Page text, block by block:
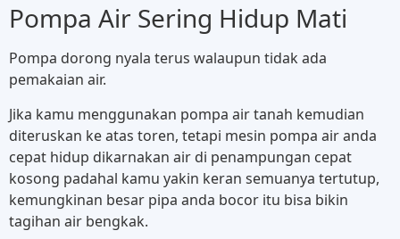
Pompa Air Sering Hidup Mati
Pompa dorong nyala terus walaupun tidak ada
pemakaian air.
Jika kamu menggunakan pompa air tanah kemudian
diteruskan ke atas toren, tetapi mesin pompa air anda
cepat hidup dikarnakan air di penampungan cepat
kosong padahal kamu yakin keran semuanya tertutup,
kemungkinan besar pipa anda bocor itu bisa bikin
tagihan air bengkak.